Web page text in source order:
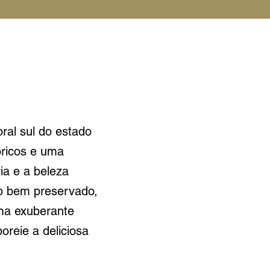
sul do estado
e uma
e a beleza
bem preservado,
exuberante
a deliciosa